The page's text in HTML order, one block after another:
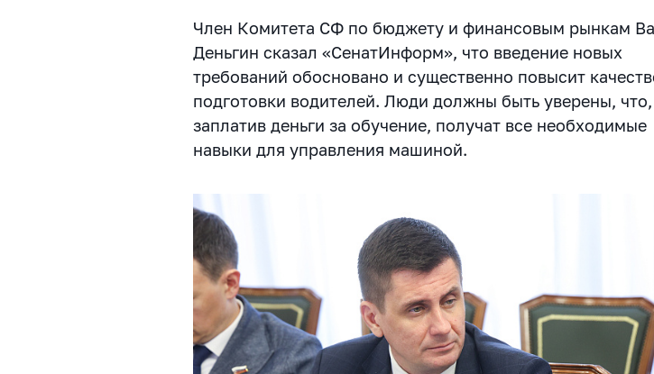
Член Комитета СФ по бюджету и финансовым рынкам
Деньгин сказал «СенатИнформ», что введение новых
требований обосновано и существенно повысит
подготовки водителей. Люди должны быть уверены, что,
заплатив деньги за обучение, получат все необходимые
навыки для управления машиной.